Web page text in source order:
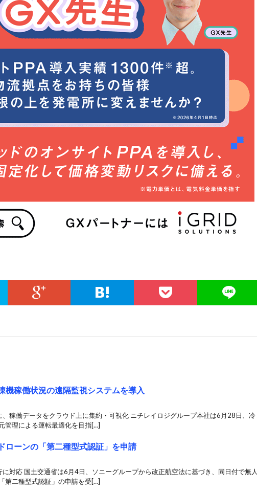
機稼働状況の遠隔監視システムを導入
稼働データをクラウド上に集約・可視化 ニチレイロジグループ本社は6月28日、冷
管理による運転最適化を目指[…]
ローンの「第二種型式認証」を申請
に対応 国土交通省は6月4日、ソニーグループから改正航空法に基づき、同日付で無人
第二種型式認証」の申請を受[…]